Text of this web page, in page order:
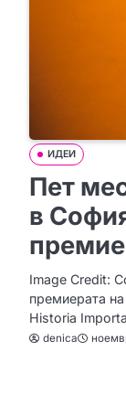
ИДЕИ
Пет
в
Image Credit:
премиерата
Historia
denica